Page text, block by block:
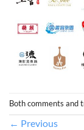
Both comments and
← Previous